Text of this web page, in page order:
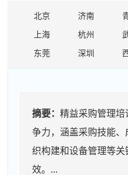
北京 济南
上海
杭州
东莞
深圳
摘要：精益采购管理
争力，涵盖采购技能
织构建和设备管理等
效。...